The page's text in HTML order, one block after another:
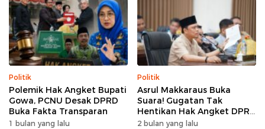
Politik
Polemik Hak Angket Bupati
Gowa, PCNU Desak DPRD
Buka Fakta Transparan
1 bulan yang lalu
Politik
Asrul Makkaraus Buka
Suara! Gugatan Tak
Hentikan Hak Angket DPRD
Gowa
2 bulan yang lalu